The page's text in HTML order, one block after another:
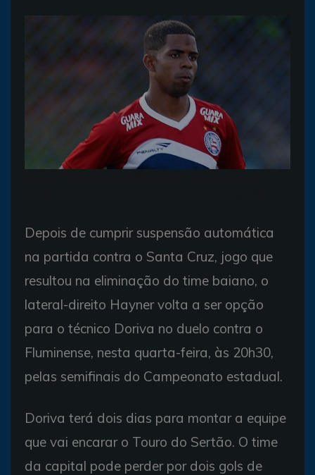
Depois de cumprir suspensão automática
na partida contra o Santa Cruz, jogo que
resultou na eliminação do time baiano, o
lateral-direito Hayner volta a ser opção
para o técnico Doriva no duelo contra o
Fluminense, nesta quarta-feira, às 20h30,
pelas semifinais do Campeonato estadual.
Doriva terá dois dias para montar a equipe
que vai encarar o Touro do Sertão. O time
da capital pode perder por dois gols de